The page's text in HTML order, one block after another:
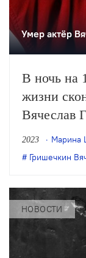
Умер актёр
В ночь на
жизни
Вячеслав
сообщила
Юго-
2023
Марина
Гришечкин
НОВОСТИ